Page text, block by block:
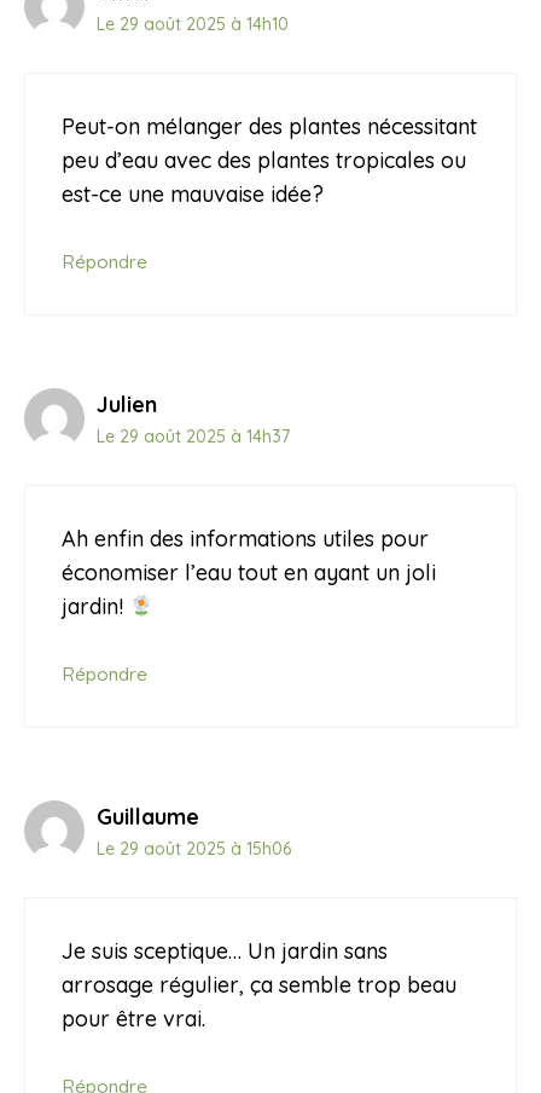
Le 29 août 2025 à 14h10
Peut-on mélanger des plantes nécessitant
peu d’eau avec des plantes tropicales ou
est-ce une mauvaise idée?
Répondre
Julien
Le 29 août 2025 à 14h37
Ah enfin des informations utiles pour
économiser l’eau tout en ayant un joli
jardin!
Répondre
Guillaume
Le 29 août 2025 à 15h06
Je suis sceptique… Un jardin sans
arrosage régulier, ça semble trop beau
pour être vrai.
Répondre